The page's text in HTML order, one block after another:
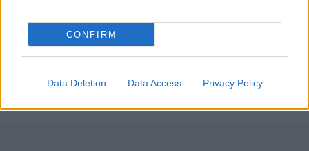
CONFIRM
Data Deletion Data Access Privacy Policy
Forrás: MTI